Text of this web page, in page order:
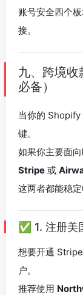
账号安全四个
接。
九、跨境
必备）
当你的 Shopify
键。
如果你主要面
Stripe 或
这两者都能稳
✅ 1. 注册美
想要开通
户。
推荐使用